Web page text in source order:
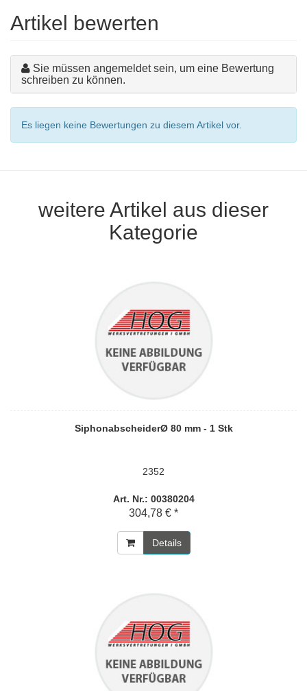
Artikel bewerten
Sie müssen angemeldet sein, um eine Bewertung
schreiben zu können.
Es liegen keine Bewertungen zu diesem Artikel vor.
weitere Artikel aus dieser
Kategorie
SiphonabscheiderØ 80 mm - 1 Stk
2352
Art. Nr.: 00380204
304,78 € *
Details